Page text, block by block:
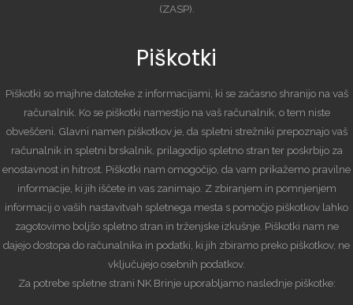
(ZASP).
Piškotki
Piškotki so majhne datoteke z informacijami, ki se začasno shranijo na vaš
računalnik. Ko se piškotki namestijo na vaš računalnik, o tem niste
obveščeni. Glavni namen piškotkov je, da spletni strežniki prepoznajo vaš
računalnik in spletni brskalnik, prilagodijo spletno stran ter poskrbijo za
enostavnost in hitrost. Piškotki nam omogočijo, da vam prikažemo pravilne
informacije, ki jih iščete in vas zanimajo. Z zbiranjem in pomnjenjem
informacij o vaših nastavitvah spletnega mesta s pomočjo piškotkov lahko
zagotovimo boljšo spletno stran in trženjske izkušnje. Piškotki nam ne
dajejo dostopa do računalnika in podatki, ki jih zbiramo preko piškotkov, ne
vključujejo osebnih podatkov.
Za potrebe spletne strani NK Brinje uporabljamo naslednje piškotke: